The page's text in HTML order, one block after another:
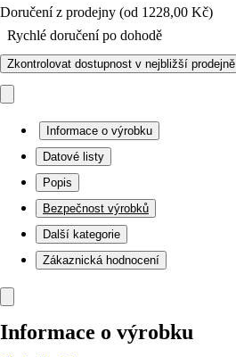
Doručení z prodejny (od 1228,00 Kč)
Rychlé doručení po dohodě
Zkontrolovat dostupnost v nejbližší prodejně
Informace o výrobku
Datové listy
Popis
Bezpečnost výrobků
Další kategorie
Zákaznická hodnocení
Informace o výrobku